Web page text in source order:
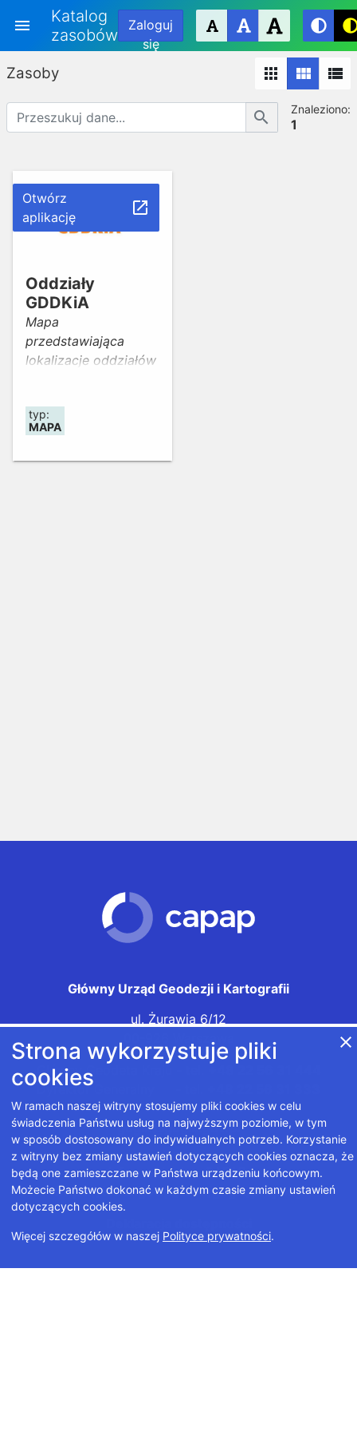
Przejdź
do
głównej
menu
Katalog
zasobów
Zaloguj
się
Zasoby apps view_module view_list
search Znaleziono:
1
Oddziały
GDDKiA
Mapa
przedstawiająca
lokalizacje oddziałów
typ:
MAPA
Otwórz
aplikację
launch
Główny Urząd Geodezji i Kartografii
ul. Żurawia 6/12
00-926 Warszawa
Główny Geodeta Kraju - tel.
Dyrektor Generalny - tel.
gugik@gugik.gov.pl
Informacje dot. CAPAP:
https://www.gov.pl/web/gugik/projekty
Strona wykorzystuje pliki
cookies
W ramach naszej witryny stosujemy pliki cookies w celu
świadczenia Państwu usług na najwyższym poziomie, w tym
w sposób dostosowany do indywidualnych potrzeb. Korzystanie
z witryny bez zmiany ustawień dotyczących cookies oznacza, że
będą one zamieszczane w Państwa urządzeniu końcowym.
Możecie Państwo dokonać w każdym czasie zmiany ustawień
dotyczących cookies.
Więcej szczegółów w naszej Polityce prywatności.
close